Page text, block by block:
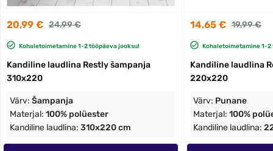
20,99 € 24,99 €
Kohaletoimetamine 1-2 tööpäeva jooksul
Kandiline laudlina Restly šampanja
310x220
Värv: Šampanja
Materjal: 100% polüester
Kandiline laudlina: 310x220 cm
14,65 € 19,99 €
Kohaletoimetamine 1-
Kandiline laudlina
220x220
Värv: Punane
Materjal: 100%
Kandiline laudlina: